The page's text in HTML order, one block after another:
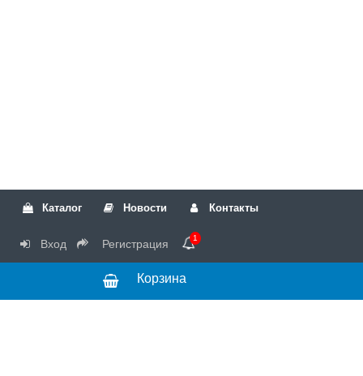
Каталог Новости Контакты
Вход Регистрация 1
Корзина